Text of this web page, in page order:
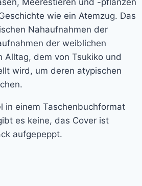
wie ein Atemzug. Das
Nahaufnahmen der
der weiblichen
Alltag, dem von Tsukiko und
wird, um deren atypischen
in einem Taschenbuchformat
es keine, das Cover ist
aufgepeppt.